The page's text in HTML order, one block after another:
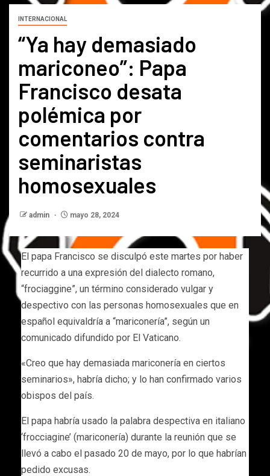
INTERNACIONAL
“Ya hay demasiado
mariconeo”: Papa
Francisco desata
polémica por
comentarios contra
seminaristas
homosexuales
admin mayo 28, 2024
El papa Francisco se disculpó este martes por haber
recurrido a una expresión del dialecto romano,
“frociaggine”, un término considerado vulgar y
despectivo con las personas homosexuales que en
español equivaldría a “mariconería”, según un
comunicado difundido por El Vaticano.
«Creo que hay demasiada mariconería en ciertos
seminarios», habría dicho; y lo han confirmado varios
obispos del país.
El papa habría usado la palabra despectiva en italiano
‘frocciagine’ (mariconería) durante la reunión que se
llevó a cabo el pasado 20 de mayo, por lo que habrían
pedido excusas.